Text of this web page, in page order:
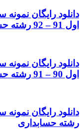
اول 91 – 92 رشته حسابداری
اول 90 – 91 رشته حسابداری
رشته حسابداری